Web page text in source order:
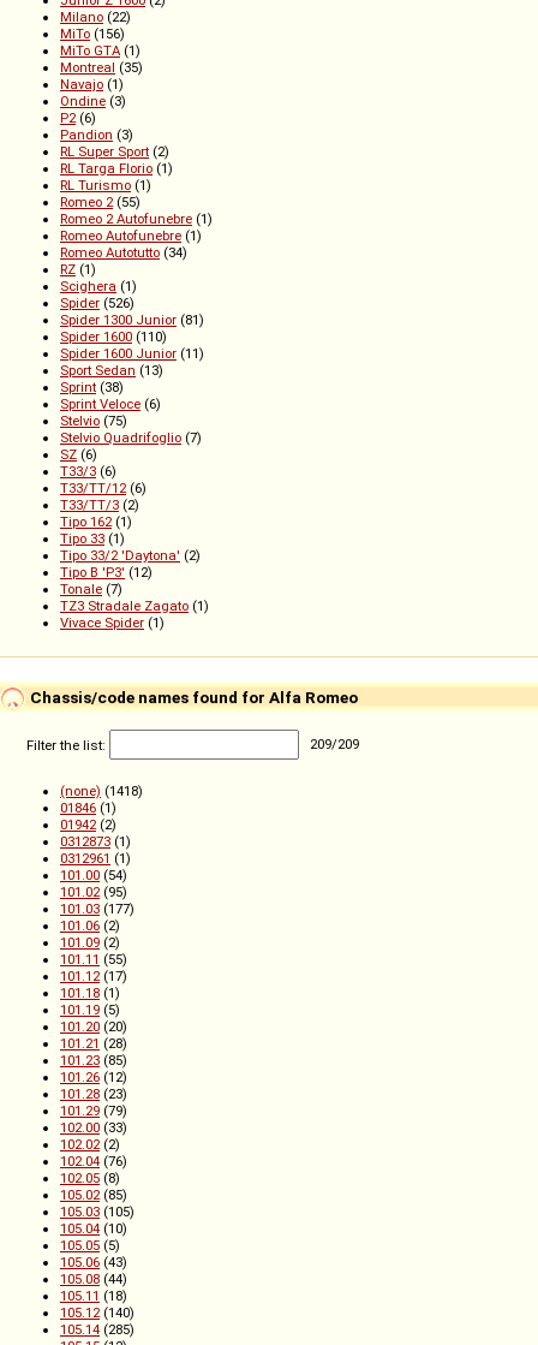
Milano (22)
MiTo (156)
MiTo GTA (1)
Montreal (35)
Navajo (1)
Ondine (3)
P2(6)
Pandion (3)
RL Super Sport (2)
RL Targa Florio (1)
RL Turismo (1)
Romeo 2(55)
Romeo 2 Autofunebre (1)
Romeo Autofunebre (1)
Romeo Autotutto (34)
RZ (1)
Scighera (1)
Spider (526)
Spider 1300 Junior (81)
Spider 1600 (110)
Spider 1600 Junior (11)
Sport Sedan (13)
Sprint (38)
Sprint Veloce (6)
Stelvio (75)
Stelvio Quadrifoglio (7)
SZ (6)
T33/3 (6)
T33/TT/12(6)
T33/TT/3 (2)
Tipo 162(1)
Tipo 33 (1)
Tipo 33/2 'Daytona' (2)
Tipo B 'P3' (12)
Tonale (7)
TZ3 Stradale Zagato (1)
Vivace Spider (1)
Chassis/code names found for Alfa Romeo
Filter the list: 209/209
(none) (1418)
01846 (1)
01942(2)
0312873 (1)
0312961 (1)
101.00 (54)
101.02(95)
101.03 (177)
101.06 (2)
101.09 (2)
101.11 (55)
101.12(17)
101.18 (1)
101.19 (5)
101.20 (20)
101.21 (28)
101.23 (85)
101.26 (12)
101.28 (23)
101.29 (79)
102.00 (33)
102.02(2)
102.04 (76)
102.05 (8)
105.02(85)
105.03 (105)
105.04 (10)
105.05 (5)
105.06 (43)
105.08 (44)
105.11 (18)
105.12(140)
105.14 (285)